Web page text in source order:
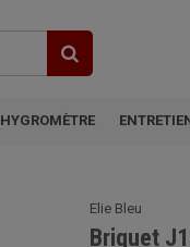
HYGROMÈTRE
Elie Bleu
Briquet